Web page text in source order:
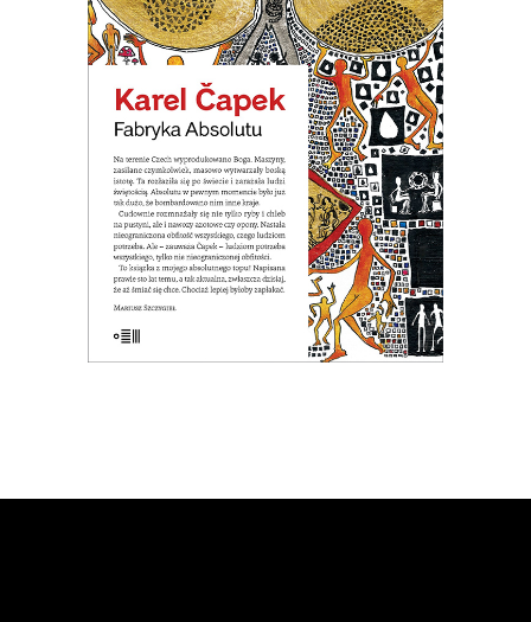
E-BOOK DO KOSZYKA
Na terenie Czech wyprodukowano
Boga. Nastała na świecie
nieograniczona obfitość wszystkiego.
Ale okazało się, że ludziom potrzeba
wszystkiego, tylko nie nieograniczonej
obfitości.
39.00zł 19.50zł